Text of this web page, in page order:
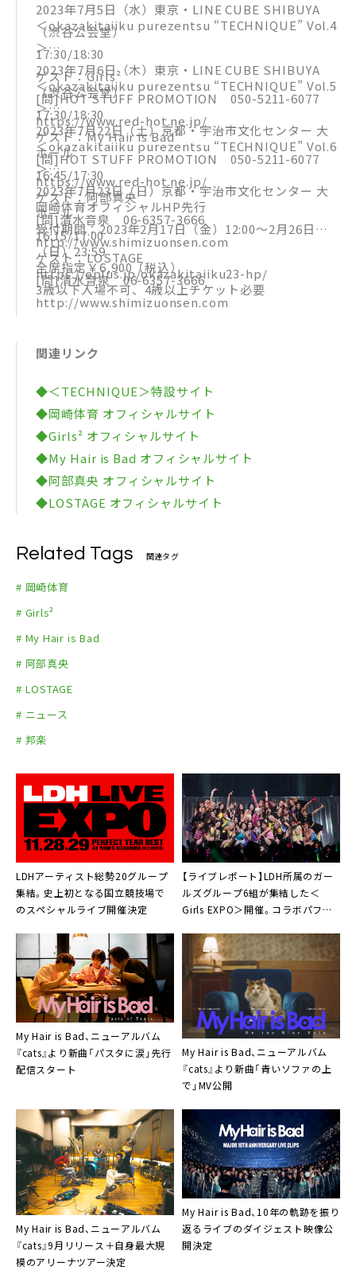
2023年7月5日（水）東京・LINE CUBE SHIBUYA
（渋谷公会堂）
17:30/18:30
ゲスト：Girls²
[問]HOT STUFF PROMOTION 050-5211-6077
https://www.red-hot.ne.jp/
＜okazakitaiiku purezentsu “TECHNIQUE” Vol.4
＞
2023年7月6日（木）東京・LINE CUBE SHIBUYA
（渋谷公会堂）
17:30/18:30
ゲスト：My Hair is Bad
[問]HOT STUFF PROMOTION 050-5211-6077
https://www.red-hot.ne.jp/
＜okazakitaiiku purezentsu “TECHNIQUE” Vol.5
＞
2023年7月22日（土）京都・宇治市文化センター 大
ホール
16:45/17:30
ゲスト：阿部真央
[問]清水音泉 06-6357-3666
http://www.shimizuonsen.com
＜okazakitaiiku purezentsu “TECHNIQUE” Vol.6
＞
2023年7月23日（日）京都・宇治市文化センター 大
ホール
16:15/17:00
ゲスト：LOSTAGE
[問]清水音泉 06-6357-3666
http://www.shimizuonsen.com
岡崎体育オフィシャルHP先行
受付期間：2023年2月17日（金）12:00〜2月26日
（日）23:59
https://eplus.jp/okazakitaiiku23-hp/
全席指定￥6,900（税込）
3歳以下入場不可、4歳以上チケット必要
関連リンク
◆＜TECHNIQUE＞特設サイト
◆岡崎体育 オフィシャルサイト
◆Girls² オフィシャルサイト
◆My Hair is Bad オフィシャルサイト
◆阿部真央 オフィシャルサイト
◆LOSTAGE オフィシャルサイト
Related Tags 関連タグ
# 岡崎体育
# Girls²
# My Hair is Bad
# 阿部真央
# LOSTAGE
# ニュース
# 邦楽
LDHアーティスト総勢20グループ
集結。史上初となる国立競技場で
のスペシャルライブ開催決定
【ライブレポート】LDH所属のガー
ルズグループ6組が集結した＜
Girls EXPO＞開催。コラボパフォ
含む全40曲を披露
My Hair is Bad、ニューアルバム
『cats』より新曲「パスタに涙」先行
配信スタート
My Hair is Bad、ニューアルバム
『cats』より新曲「青いソファの上
で」MV公開
My Hair is Bad、ニューアルバム
『cats』9月リリース＋自身最大規
模のアリーナツアー決定
My Hair is Bad、10年の軌跡を振り
返るライブのダイジェスト映像公
開決定